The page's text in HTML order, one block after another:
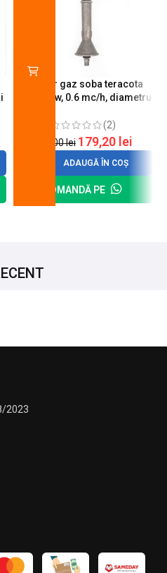
Arzator gaz soba teracota
A600, 6 kw, 0.6 mc/h, diametru
(2)
200,00lei 179,20 lei
ADAUGĂ ÎN COȘ
COMANDĂ PE
2023